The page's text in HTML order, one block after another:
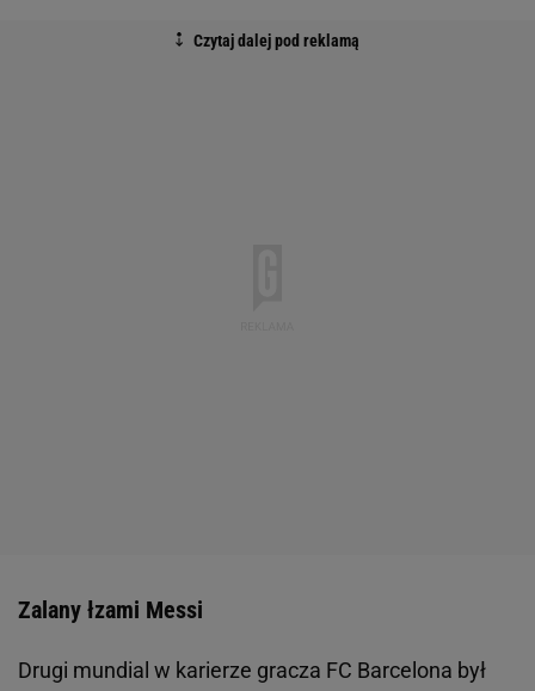
Zalany łzami Messi
Drugi mundial w karierze gracza FC Barcelona był